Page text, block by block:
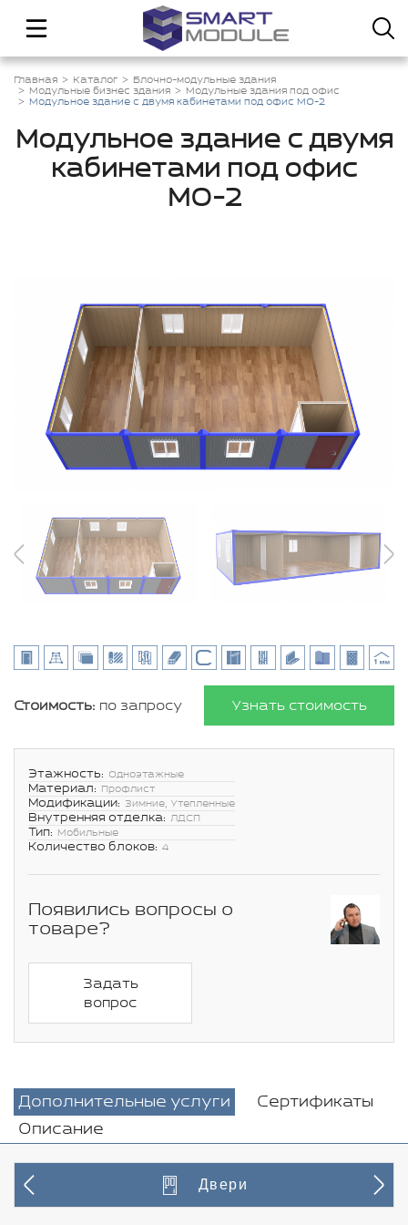
Главная Каталог
Блочно-модульные здания
Модульные бизнес здания
Модульные здания под офис
Модульное здание с двумя кабинетами под офис МО-2
Модульное здание с двумя
кабинетами под офис
МО-2
Стоимость: по запросу Узнать стоимость
Этажность: Одноэтажные
Материал: Профлист
Модификации: Зимние, Утепленные
Внутренняя отделка: ЛДСП
Тип: Мобильные
Количество блоков: 4
Появились вопросы о
товаре?
Задать
вопрос
Дополнительные услуги
Сертификаты
Описание
Двери